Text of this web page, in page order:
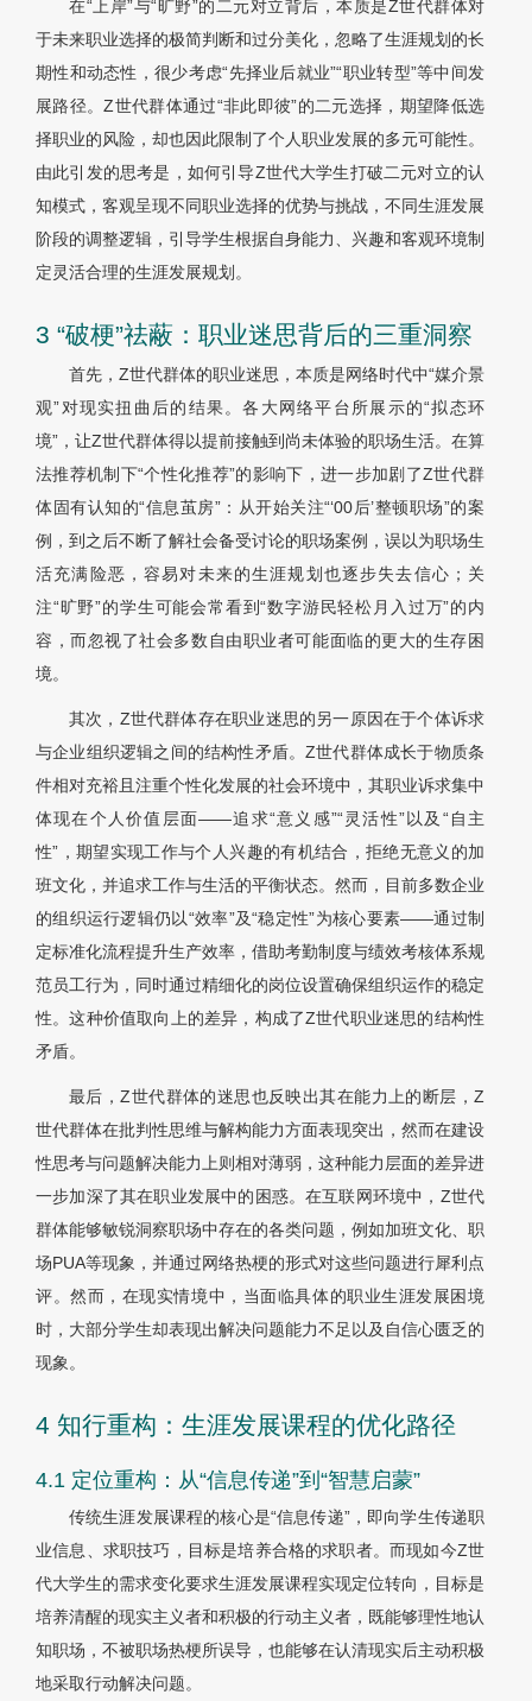
在“上岸”与“旷野”的二元对立背后，本质是Z世代群体对
于未来职业选择的极简判断和过分美化，忽略了生涯规划的长
期性和动态性，很少考虑“先择业后就业”“职业转型”等中间发
展路径。Z世代群体通过“非此即彼”的二元选择，期望降低选
择职业的风险，却也因此限制了个人职业发展的多元可能性。
由此引发的思考是，如何引导Z世代大学生打破二元对立的认
知模式，客观呈现不同职业选择的优势与挑战，不同生涯发展
阶段的调整逻辑，引导学生根据自身能力、兴趣和客观环境制
定灵活合理的生涯发展规划。
3 “破梗”祛蔽：职业迷思背后的三重洞察
首先，Z世代群体的职业迷思，本质是网络时代中“媒介景
观”对现实扭曲后的结果。各大网络平台所展示的“拟态环
境”，让Z世代群体得以提前接触到尚未体验的职场生活。在算
法推荐机制下“个性化推荐”的影响下，进一步加剧了Z世代群
体固有认知的“信息茧房”：从开始关注“‘00后’整顿职场”的案
例，到之后不断了解社会备受讨论的职场案例，误以为职场生
活充满险恶，容易对未来的生涯规划也逐步失去信心；关
注“旷野”的学生可能会常看到“数字游民轻松月入过万”的内
容，而忽视了社会多数自由职业者可能面临的更大的生存困
境。
其次，Z世代群体存在职业迷思的另一原因在于个体诉求
与企业组织逻辑之间的结构性矛盾。Z世代群体成长于物质条
件相对充裕且注重个性化发展的社会环境中，其职业诉求集中
体现在个人价值层面——追求“意义感”“灵活性”以及“自主
性”，期望实现工作与个人兴趣的有机结合，拒绝无意义的加
班文化，并追求工作与生活的平衡状态。然而，目前多数企业
的组织运行逻辑仍以“效率”及“稳定性”为核心要素——通过制
定标准化流程提升生产效率，借助考勤制度与绩效考核体系规
范员工行为，同时通过精细化的岗位设置确保组织运作的稳定
性。这种价值取向上的差异，构成了Z世代职业迷思的结构性
矛盾。
最后，Z世代群体的迷思也反映出其在能力上的断层，Z
世代群体在批判性思维与解构能力方面表现突出，然而在建设
性思考与问题解决能力上则相对薄弱，这种能力层面的差异进
一步加深了其在职业发展中的困惑。在互联网环境中，Z世代
群体能够敏锐洞察职场中存在的各类问题，例如加班文化、职
场PUA等现象，并通过网络热梗的形式对这些问题进行犀利点
评。然而，在现实情境中，当面临具体的职业生涯发展困境
时，大部分学生却表现出解决问题能力不足以及自信心匮乏的
现象。
4 知行重构：生涯发展课程的优化路径
4.1 定位重构：从“信息传递”到“智慧启蒙”
传统生涯发展课程的核心是“信息传递”，即向学生传递职
业信息、求职技巧，目标是培养合格的求职者。而现如今Z世
代大学生的需求变化要求生涯发展课程实现定位转向，目标是
培养清醒的现实主义者和积极的行动主义者，既能够理性地认
知职场，不被职场热梗所误导，也能够在认清现实后主动积极
地采取行动解决问题。